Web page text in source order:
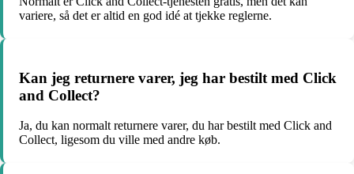
variere, så det er altid en god idé at tjekke reglerne.
Kan jeg returnere varer, jeg har bestilt med Click
and Collect?
Ja, du kan normalt returnere varer, du har bestilt med Click and
Collect, ligesom du ville med andre køb.